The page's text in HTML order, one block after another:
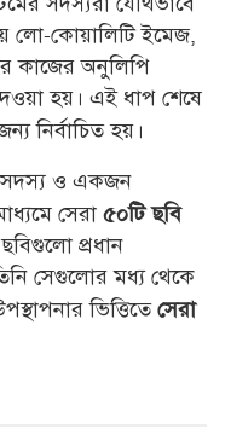
লো-কোয়ালিটি ইমেজ,
কাজের অনুলিপি
হয়। এই ধাপ শেষে
নির্বাচিত হয়।
সদস্য ও একজন
সেরা ৫০টি ছবি
ছবিগুলো প্রধান
সেগুলোর মধ্য থেকে
ভিত্তিতেসেরা